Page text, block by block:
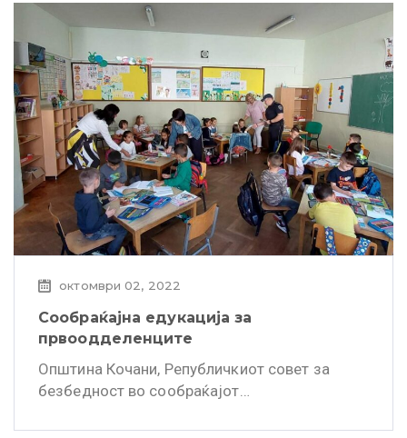
октомври 02, 2022
Сообраќајна едукација за
првоодделенците
Општина Кочани, Републичкиот совет за
безбедност во сообраќајот…